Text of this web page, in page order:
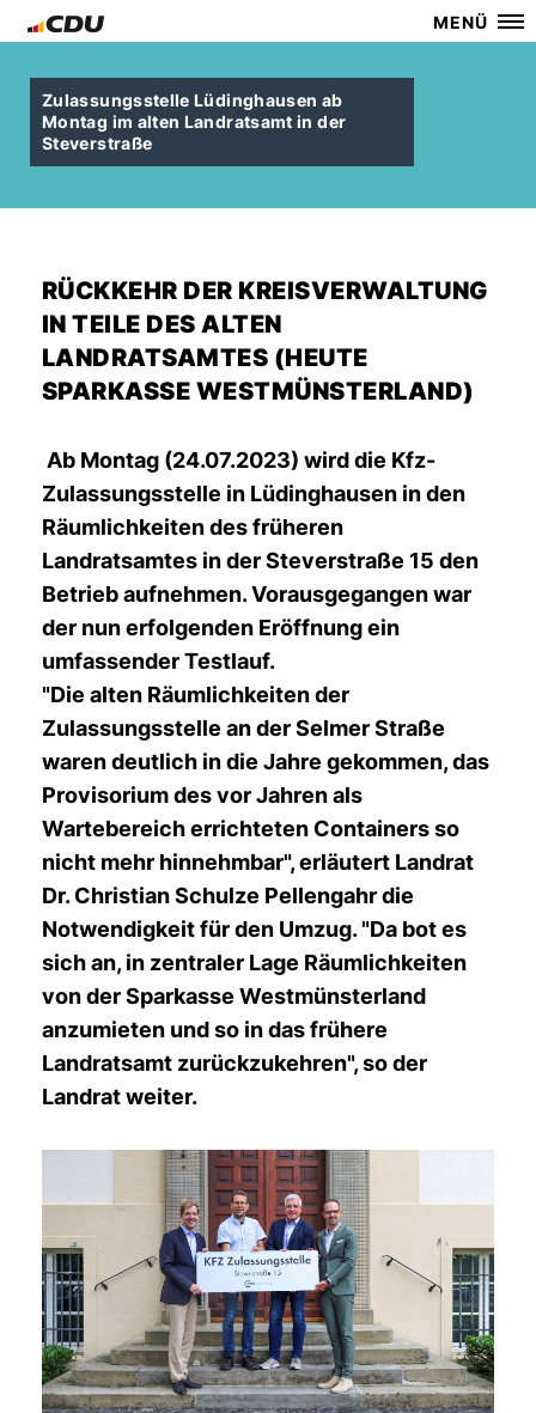
MENÜ
Zulassungsstelle Lüdinghausen ab
Montag im alten Landratsamt in der
Steverstraße
RÜCKKEHR DER KREISVERWALTUNG
IN TEILE DES ALTEN
LANDRATSAMTES (HEUTE
SPARKASSE WESTMÜNSTERLAND)
Ab Montag (24.07.2023) wird die Kfz-
Zulassungsstelle in Lüdinghausen in den
Räumlichkeiten des früheren
Landratsamtes in der Steverstraße 15 den
Betrieb aufnehmen. Vorausgegangen war
der nun erfolgenden Eröffnung ein
umfassender Testlauf.
"Die alten Räumlichkeiten der
Zulassungsstelle an der Selmer Straße
waren deutlich in die Jahre gekommen, das
Provisorium des vor Jahren als
Wartebereich errichteten Containers so
nicht mehr hinnehmbar", erläutert Landrat
Dr. Christian Schulze Pellengahr die
Notwendigkeit für den Umzug. "Da bot es
sich an, in zentraler Lage Räumlichkeiten
von der Sparkasse Westmünsterland
anzumieten und so in das frühere
Landratsamt zurückzukehren", so der
Landrat weiter.